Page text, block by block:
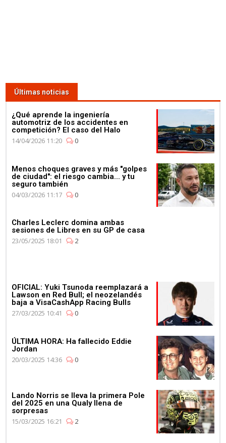
Últimas noticias
¿Qué aprende la ingeniería
automotriz de los accidentes en
competición? El caso del Halo
14/04/2026 11:20
0
Menos choques graves y más "golpes
de ciudad": el riesgo cambia... y tu
seguro también
04/03/2026 11:17
0
Charles Leclerc domina ambas
sesiones de Libres en su GP de casa
23/05/2025 18:01
2
OFICIAL: Yuki Tsunoda reemplazará a
Lawson en Red Bull; el neozelandés
baja a VisaCashApp Racing Bulls
27/03/2025 10:41
0
ÚLTIMA HORA: Ha fallecido Eddie
Jordan
20/03/2025 14:36
0
Lando Norris se lleva la primera Pole
del 2025 en una Qualy llena de
sorpresas
15/03/2025 16:21
2